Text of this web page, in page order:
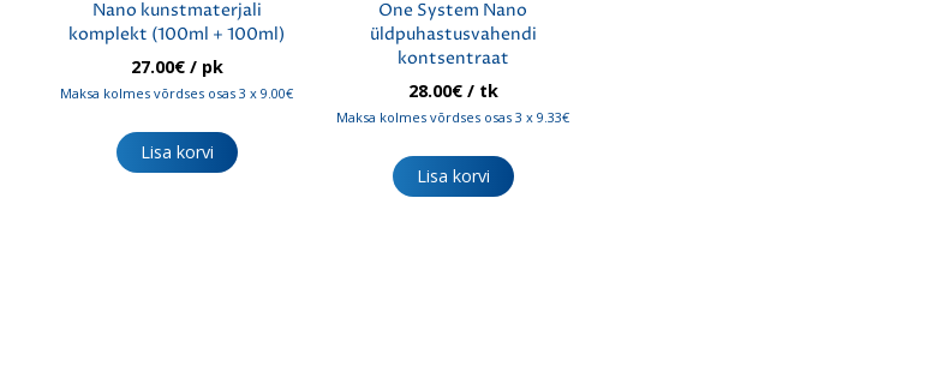
Nano kunstmaterjali
komplekt (100ml + 100ml)
27.00€/ pk
Maksa kolmes võrdses osas 3 x 9.00€
Lisa korvi
One System Nano
üldpuhastusvahendi
kontsentraat
28.00€/ tk
Maksa kolmes võrdses osas 3 x 9.33€
Lisa korvi